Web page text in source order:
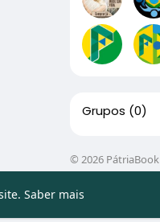
Saber mais
Grupos (0)
© 2026 PátriaBook
Sobre